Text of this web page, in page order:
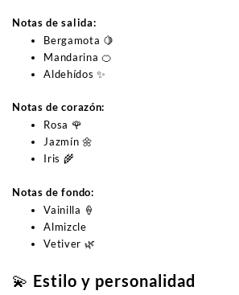
Notas de salida:
Bergamota 🍋
Mandarina 🍊
Aldehídos ✨
Notas de corazón:
Rosa 🌹
Jazmín 🌼
Iris 🌾
Notas de fondo:
Vainilla 🍦
Almizcle
Vetiver 🌿
💫 Estilo y personalidad